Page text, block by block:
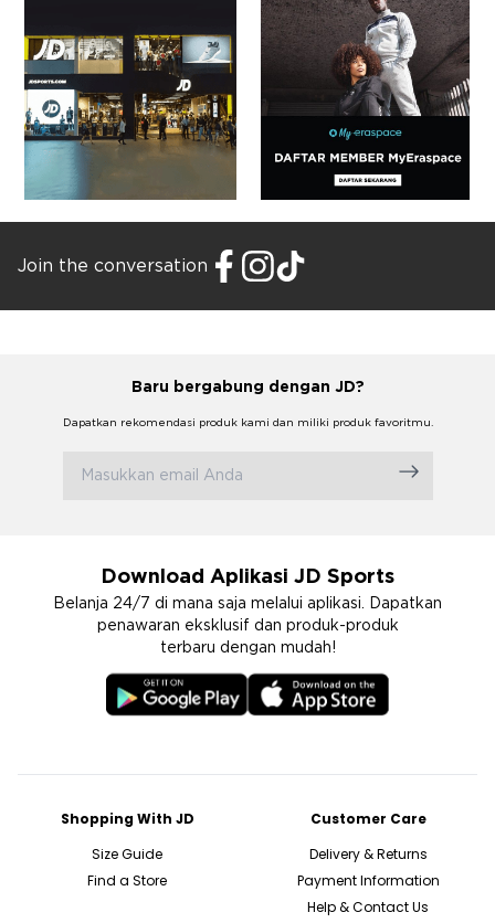
Join the conversation
Baru bergabung dengan JD?
Dapatkan rekomendasi produk kami dan miliki produk favoritmu.
Download Aplikasi JD Sports
Belanja 24/7 di mana saja melalui aplikasi. Dapatkan
penawaran eksklusif dan produk-produk
terbaru dengan mudah!
Shopping With JD
Size Guide
Find a Store
Customer Care
Delivery & Returns
Payment Information
Help & Contact Us